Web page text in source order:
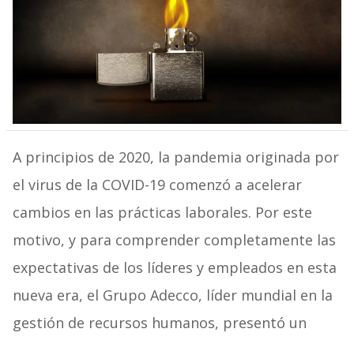
A principios de 2020, la pandemia originada por
el virus de la COVID-19 comenzó a acelerar
cambios en las prácticas laborales. Por este
motivo, y para comprender completamente las
expectativas de los líderes y empleados en esta
nueva era, el Grupo Adecco, líder mundial en la
gestión de recursos humanos, presentó un